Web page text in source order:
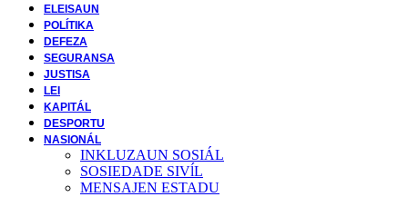
ELEISAUN
POLÍTIKA
DEFEZA
SEGURANSA
JUSTISA
LEI
KAPITÁL
DESPORTU
NASIONÁL
INKLUZAUN SOSIÁL
SOSIEDADE SIVĺL
MENSAJEN ESTADU